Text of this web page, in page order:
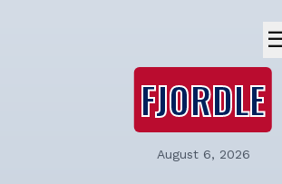
FJORDLE
August 6, 2026